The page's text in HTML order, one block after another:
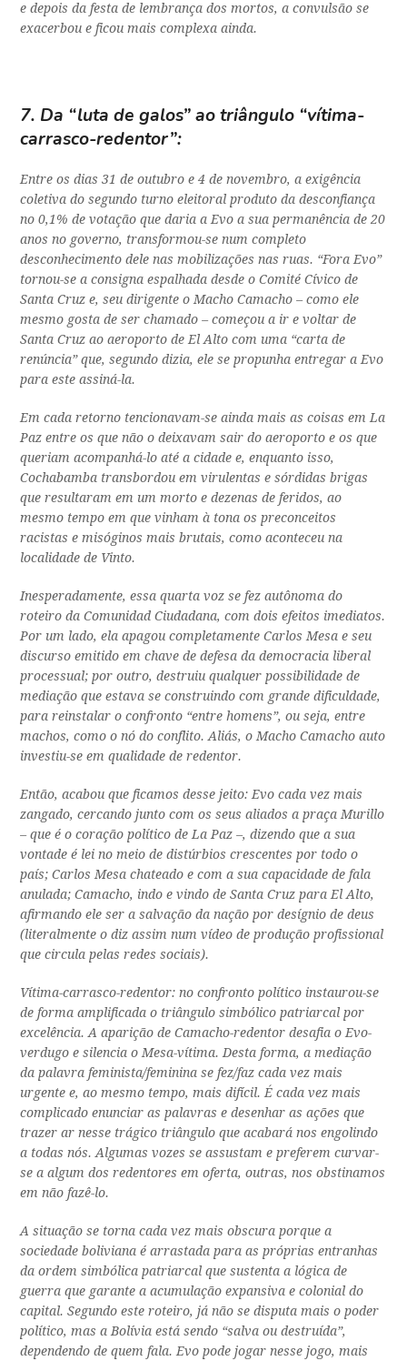
e depois da festa de lembrança dos mortos, a convulsão se
exacerbou e ficou mais complexa ainda.
7. Da “luta de galos” ao triângulo “vítima-
carrasco-redentor”:
Entre os dias 31 de outubro e 4 de novembro, a exigência
coletiva do segundo turno eleitoral produto da desconfiança
no 0,1% de votação que daria a Evo a sua permanência de 20
anos no governo, transformou-se num completo
desconhecimento dele nas mobilizações nas ruas. “Fora Evo”
tornou-se a consigna espalhada desde o Comité Cívico de
Santa Cruz e, seu dirigente o Macho Camacho – como ele
mesmo gosta de ser chamado – começou a ir e voltar de
Santa Cruz ao aeroporto de El Alto com uma “carta de
renúncia” que, segundo dizia, ele se propunha entregar a Evo
para este assiná-la.
Em cada retorno tencionavam-se ainda mais as coisas em La
Paz entre os que não o deixavam sair do aeroporto e os que
queriam acompanhá-lo até a cidade e, enquanto isso,
Cochabamba transbordou em virulentas e sórdidas brigas
que resultaram em um morto e dezenas de feridos, ao
mesmo tempo em que vinham à tona os preconceitos
racistas e misóginos mais brutais, como aconteceu na
localidade de Vinto.
Inesperadamente, essa quarta voz se fez autônoma do
roteiro da Comunidad Ciudadana, com dois efeitos imediatos.
Por um lado, ela apagou completamente Carlos Mesa e seu
discurso emitido em chave de defesa da democracia liberal
processual; por outro, destruiu qualquer possibilidade de
mediação que estava se construindo com grande dificuldade,
para reinstalar o confronto “entre homens”, ou seja, entre
machos, como o nó do conflito. Aliás, o Macho Camacho auto
investiu-se em qualidade de redentor.
Então, acabou que ficamos desse jeito: Evo cada vez mais
zangado, cercando junto com os seus aliados a praça Murillo
– que é o coração político de La Paz –, dizendo que a sua
vontade é lei no meio de distúrbios crescentes por todo o
país; Carlos Mesa chateado e com a sua capacidade de fala
anulada; Camacho, indo e vindo de Santa Cruz para El Alto,
afirmando ele ser a salvação da nação por desígnio de deus
(literalmente o diz assim num vídeo de produção profissional
que circula pelas redes sociais).
Vítima-carrasco-redentor: no confronto político instaurou-se
de forma amplificada o triângulo simbólico patriarcal por
excelência. A aparição de Camacho-redentor desafia o Evo-
verdugo e silencia o Mesa-vítima. Desta forma, a mediação
da palavra feminista/feminina se fez/faz cada vez mais
urgente e, ao mesmo tempo, mais difícil. É cada vez mais
complicado enunciar as palavras e desenhar as ações que
trazer ar nesse trágico triângulo que acabará nos engolindo
a todas nós. Algumas vozes se assustam e preferem curvar-
se a algum dos redentores em oferta, outras, nos obstinamos
em não fazê-lo.
A situação se torna cada vez mais obscura porque a
sociedade boliviana é arrastada para as próprias entranhas
da ordem simbólica patriarcal que sustenta a lógica de
guerra que garante a acumulação expansiva e colonial do
capital. Segundo este roteiro, já não se disputa mais o poder
político, mas a Bolívia está sendo “salva ou destruída”,
dependendo de quem fala. Evo pode jogar nesse jogo, mais